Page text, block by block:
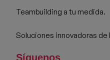
Teambuilding a tu medida.
Soluciones innovadoras de
Síguenos